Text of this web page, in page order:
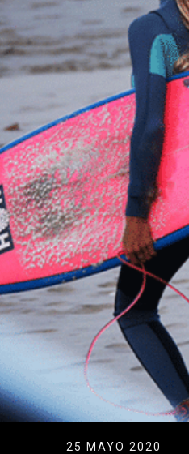
25 MAYO 2020